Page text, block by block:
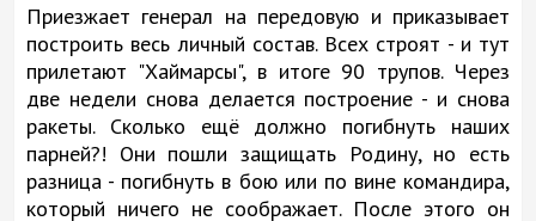
Приезжает генерал на передовую и приказывает
построить весь личный состав. Всех строят - и тут
прилетают "Хаймарсы", в итоге 90 трупов. Через
две недели снова делается построение - и снова
ракеты. Сколько ещё должно погибнуть наших
парней?! Они пошли защищать Родину, но есть
разница - погибнуть в бою или по вине командира,
который ничего не соображает. После этого он